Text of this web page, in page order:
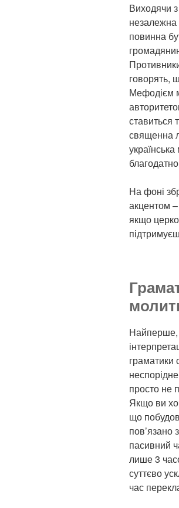
Виходячи
повинна
говорять,
Мефодієм
ставиться
священна
На фоні
акцентом
якщо
Найперше,
граматики
просто не
Якщо ви
що
пов’язано
пасивний
лише 3
суттєво
час